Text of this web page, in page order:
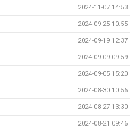
2024-11-07 14:53
2024-09-25 10:55
2024-09-19 12:37
2024-09-09 09:59
2024-09-05 15:20
2024-08-30 10:56
2024-08-27 13:30
2024-08-21 09:46